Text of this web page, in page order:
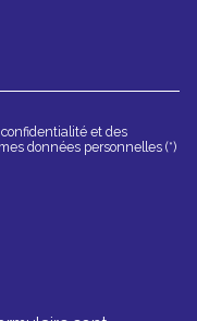
données personnelles (*)
sont